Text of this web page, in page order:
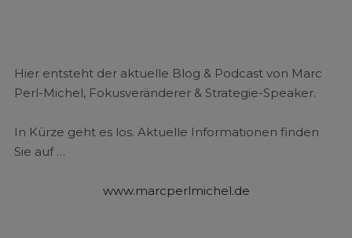
Hier entsteht der aktuelle Blog & Podcast von Marc
Perl-Michel, Fokusveränderer & Strategie-Speaker.
In Kürze geht es los. Aktuelle Informationen finden
Sie auf …
www.marcperlmichel.de